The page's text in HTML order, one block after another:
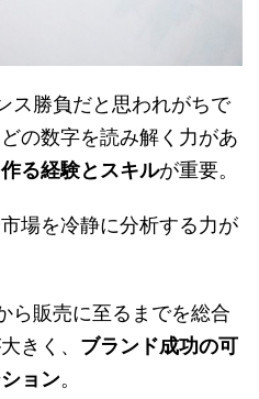
ス勝負だと思われがちで
の数字を読み解く力があ
る経験とスキルが重要。
場を冷静に分析する力が
ら販売に至るまでを総合
きく、 ブランド成功の可
ョン。